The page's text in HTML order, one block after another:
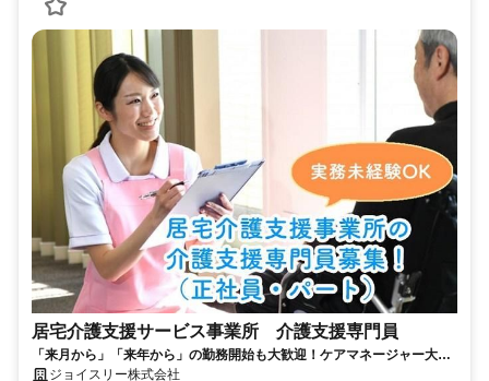
居宅介護支援サービス事業所 介護支援専門員
「来月から」「来年から」の勤務開始も大歓迎！ケアマネージャー大募
集！【イチオシ】
ジョイスリー株式会社